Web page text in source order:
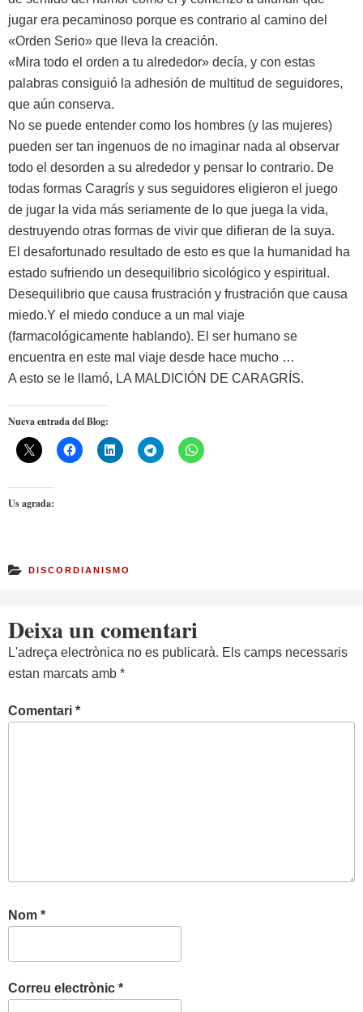
jugar era pecaminoso porque es contrario al camino del
«Orden Serio» que lleva la creación.
«Mira todo el orden a tu alrededor» decía, y con estas
palabras consiguió la adhesión de multitud de seguidores,
que aún conserva.
No se puede entender como los hombres (y las mujeres)
pueden ser tan ingenuos de no imaginar nada al observar
todo el desorden a su alrededor y pensar lo contrario. De
todas formas Caragrís y sus seguidores eligieron el juego
de jugar la vida más seriamente de lo que juega la vida,
destruyendo otras formas de vivir que difieran de la suya.
El desafortunado resultado de esto es que la humanidad ha
estado sufriendo un desequilibrio sicológico y espiritual.
Desequilibrio que causa frustración y frustración que causa
miedo.Y el miedo conduce a un mal viaje
(farmacológicamente hablando). El ser humano se
encuentra en este mal viaje desde hace mucho …
A esto se le llamó, LA MALDICIÓN DE CARAGRÍS.
Nueva entrada del Blog:
Us agrada:
DISCORDIANISMO
Deixa un comentari
L'adreça electrònica no es publicarà. Els camps necessaris
estan marcats amb *
Comentari *
Nom *
Correu electrònic *